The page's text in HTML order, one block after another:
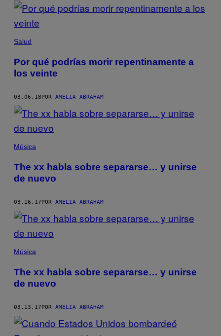
POSTS
BY
THIS
AUTHOR
Salud
Por qué podrías morir repentinamente a
los veinte
03.06.18POR AMELIA ABRAHAM
Música
The xx habla sobre separarse… y unirse
de nuevo
03.16.17POR AMELIA ABRAHAM
Música
The xx habla sobre separarse… y unirse
de nuevo
03.13.17POR AMELIA ABRAHAM